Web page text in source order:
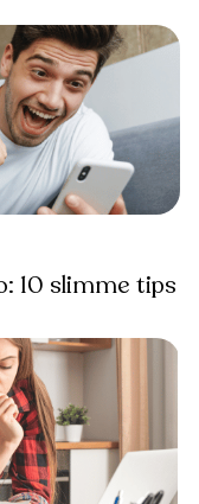
10 slimme tips